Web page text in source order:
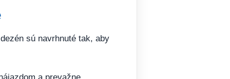
sú navrhnuté tak, aby